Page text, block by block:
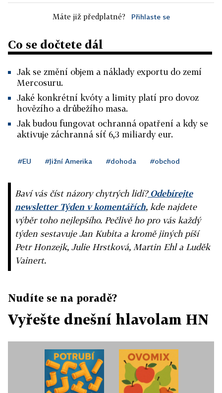
Máte již předplatné? Přihlaste se
Co se dočtete dál
Jak se změní objem a náklady exportu do zemí
Mercosuru.
Jaké konkrétní kvóty a limity platí pro dovoz
hovězího a drůbežího masa.
Jak budou fungovat ochranná opatření a kdy se
aktivuje záchranná síť 6,3 miliardy eur.
#EU #Jižní Amerika #dohoda #obchod
Baví vás číst názory chytrých lidí?Odebírejte
newsletter Týden v komentářích, kde najdete
výběr toho nejlepšího. Pečlivě ho pro vás každý
týden sestavuje Jan Kubita a kromě jiných píší
Petr Honzejk, Julie Hrstková, Martin Ehl a Luděk
Vainert.
Nudíte se na poradě?
Vyřešte dnešní hlavolam HN